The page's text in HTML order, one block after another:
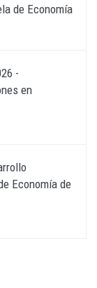
de Economía
-
en
Economía de